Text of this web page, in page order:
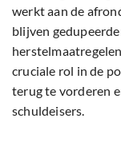
werkt aan de
blijven
cruciale rol in de
terug te vorderen
schuldeisers.